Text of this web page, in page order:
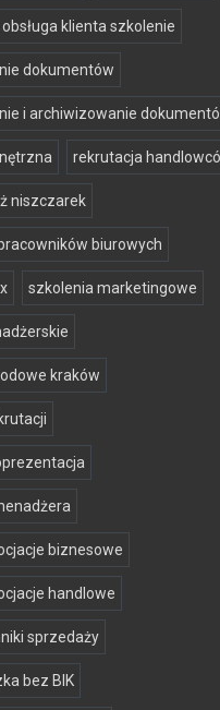
klienta szkolenie
dokumentów
i archiwizowanie
rekrutacja
niszczarek
biurowych
szkolenia marketingowe
kraków
biznesowe
handlowe
sprzedaży
bez BIK